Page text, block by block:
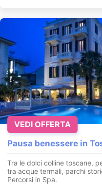
Pausa benessere in
Tra le dolci colline toscane,
tra acque termali, parchi
Percorsi in Spa.
VEDI OFFERTA